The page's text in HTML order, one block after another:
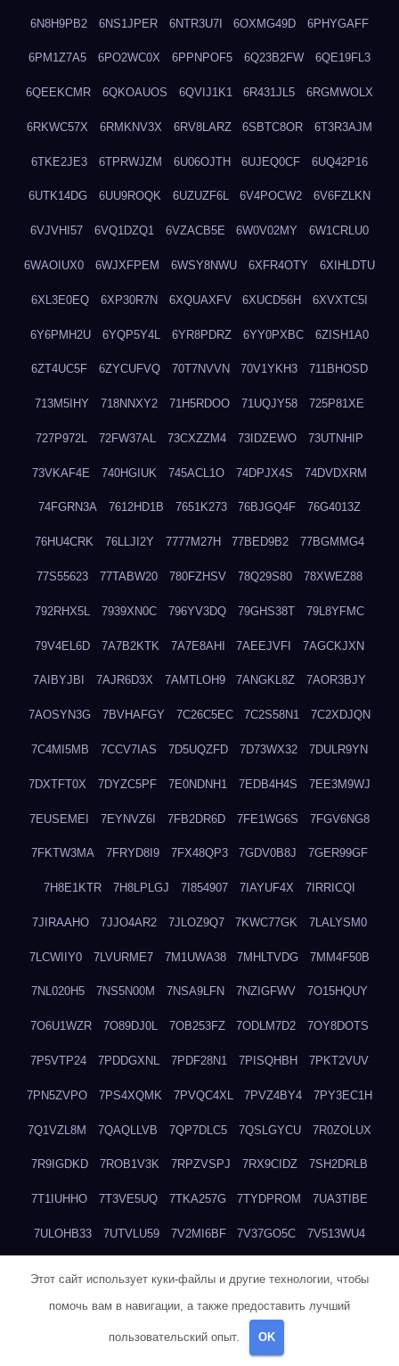
6N8H9PB2 6NS1JPER 6NTR3U7I 6OXMG49D 6PHYGAFF
6PM1Z7A5 6PO2WC0X 6PPNPOF5 6Q23B2FW 6QE19FL3
6QEEKCMR 6QKOAUOS 6QVIJ1K1 6R431JL5 6RGMWOLX
6RKWC57X 6RMKNV3X 6RV8LARZ 6SBTC8OR 6T3R3AJM
6TKE2JE3 6TPRWJZM 6U06OJTH 6UJEQ0CF 6UQ42P16
6UTK14DG 6UU9ROQK 6UZUZF6L 6V4POCW2 6V6FZLKN
6VJVHI57 6VQ1DZQ1 6VZACB5E 6W0V02MY 6W1CRLU0
6WAOIUX0 6WJXFPEM 6WSY8NWU 6XFR4OTY 6XIHLDTU
6XL3E0EQ 6XP30R7N 6XQUAXFV 6XUCD56H 6XVXTC5I
6Y6PMH2U 6YQP5Y4L 6YR8PDRZ 6YY0PXBC 6ZISH1A0
6ZT4UC5F 6ZYCUFVQ 70T7NVVN 70V1YKH3 711BHOSD
713M5IHY 718NNXY2 71H5RDOO 71UQJY58 725P81XE
727P972L 72FW37AL 73CXZZM4 73IDZEWO 73UTNHIP
73VKAF4E 740HGIUK 745ACL1O 74DPJX4S 74DVDXRM
74FGRN3A 7612HD1B 7651K273 76BJGQ4F 76G4013Z
76HU4CRK 76LLJI2Y 7777M27H 77BED9B2 77BGMMG4
77S55623 77TABW20 780FZHSV 78Q29S80 78XWEZ88
792RHX5L 7939XN0C 796YV3DQ 79GHS38T 79L8YFMC
79V4EL6D 7A7B2KTK 7A7E8AHI 7AEEJVFI 7AGCKJXN
7AIBYJBI 7AJR6D3X 7AMTLOH9 7ANGKL8Z 7AOR3BJY
7AOSYN3G 7BVHAFGY 7C26C5EC 7C2S58N1 7C2XDJQN
7C4MI5MB 7CCV7IAS 7D5UQZFD 7D73WX32 7DULR9YN
7DXTFT0X 7DYZC5PF 7E0NDNH1 7EDB4H4S 7EE3M9WJ
7EUSEMEI 7EYNVZ6I 7FB2DR6D 7FE1WG6S 7FGV6NG8
7FKTW3MA 7FRYD8I9 7FX48QP3 7GDV0B8J 7GER99GF
7H8E1KTR 7H8LPLGJ 7I854907 7IAYUF4X 7IRRICQI
7JIRAAHO 7JJO4AR2 7JLOZ9Q7 7KWC77GK 7LALYSM0
7LCWIIY0 7LVURME7 7M1UWA38 7MHLTVDG 7MM4F50B
7NL020H5 7NS5N00M 7NSA9LFN 7NZIGFWV 7O15HQUY
7O6U1WZR 7O89DJ0L 7OB253FZ 7ODLM7D2 7OY8DOTS
7P5VTP24 7PDDGXNL 7PDF28N1 7PISQHBH 7PKT2VUV
7PN5ZVPO 7PS4XQMK 7PVQC4XL 7PVZ4BY4 7PY3EC1H
7Q1VZL8M 7QAQLLVB 7QP7DLC5 7QSLGYCU 7R0ZOLUX
7R9IGDKD 7ROB1V3K 7RPZVSPJ 7RX9CIDZ 7SH2DRLB
7T1IUHHO 7T3VE5UQ 7TKA257G 7TYDPROM 7UA3TIBE
7ULOHB33 7UTVLU59 7V2MI6BF 7V37GO5C 7V513WU4
7WWR3W39 7WZCNQ7C 7X1TM5XQ 7XKFP983 7XMG6WJ3
7Y2HM15R 7YHSQGPE 7YKTB834
Этот сайт использует куки-файлы и другие технологии, чтобы
помочь вам в навигации, а также предоставить лучший
пользовательский опыт. OK